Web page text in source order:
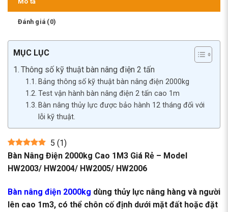
Đánh giá (0)
MỤC LỤC
Thông số kỹ thuật bàn nâng điện 2 tấn
Bảng thông số kỹ thuật bàn nâng điện 2000kg
Test vận hành bàn nâng điện 2 tấn cao 1m
Bàn nâng thủy lực được bảo hành 12 tháng đối với
lỗi kỹ thuật.
5 (1)
Bàn Nâng Điện 2000kg Cao 1M3 Giá Rẻ – Model
HW2003/ HW2004/ HW2005/ HW2006
Bàn nâng điện 2000kg dùng thủy lực nâng hàng và người
lên cao 1m3, có thể chôn cố định dưới mặt đất hoặc đặt